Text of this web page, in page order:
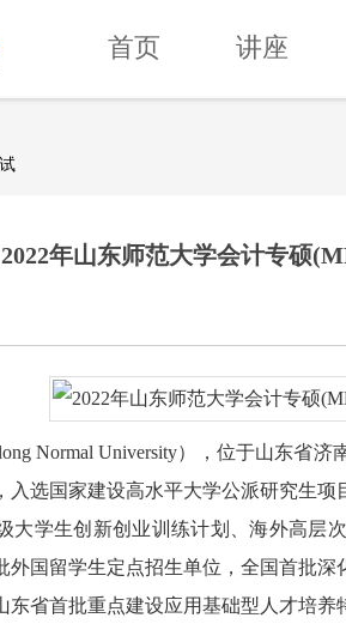
首页 讲座
2022年山东师范大学会计专硕
Normal University），位于山东省
入选国家建设高水平大学公派研究生
大学生创新创业训练计划、海外高层
外国留学生定点招生单位，全国首批
东省首批重点建设应用基础型人才培